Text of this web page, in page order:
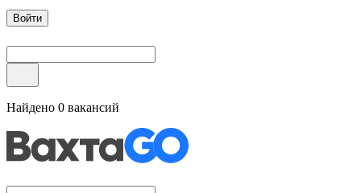
Войти
Найдено 0 вакансий